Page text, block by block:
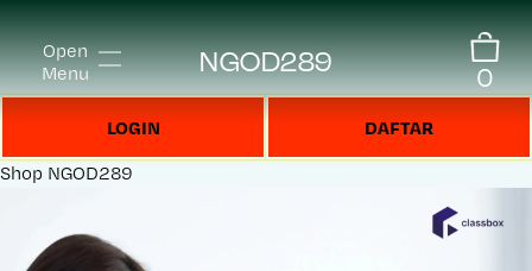
Open
Menu
NGOD289 0
LOGIN DAFTAR
Shop NGOD289